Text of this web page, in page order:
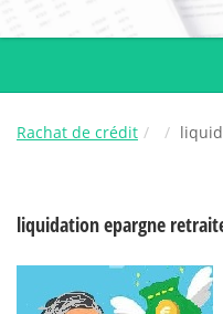
Rachat de crédit
liquidation epargne